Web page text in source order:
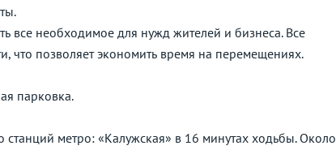
все необходимое для нужд жителей и бизнеса. Все
что позволяет экономить время на перемещениях.
парковка.
метро: «Калужская» в 16 минутах ходьбы. Около